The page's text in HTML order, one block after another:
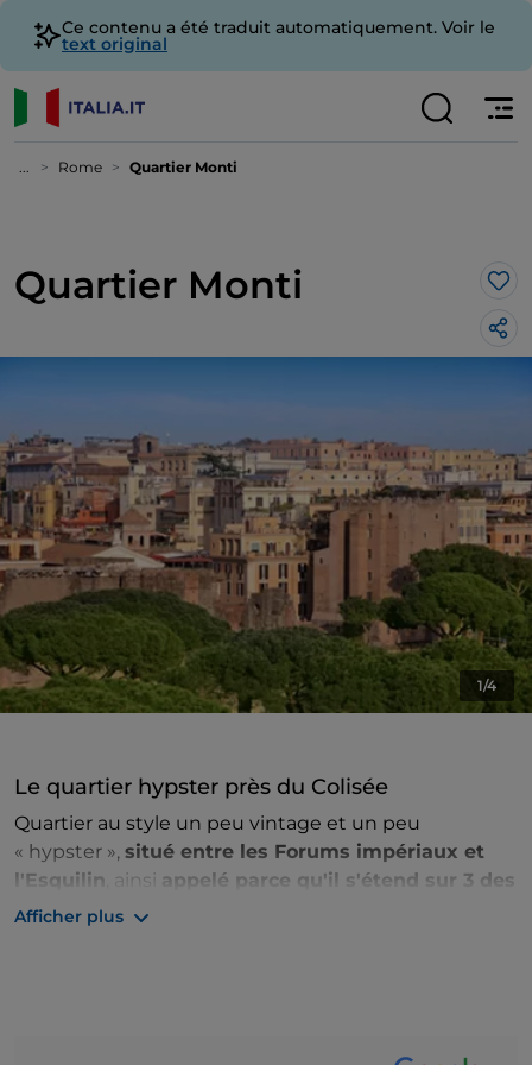
Ce contenu a été traduit automatiquement. Voir le
text original
... Rome Quartier Monti
Quartier Monti
1/4
Le quartier hypster près du Colisée
Quartier au style un peu vintage et un peu
« hypster », situé entre les Forums impériaux et
l'Esquilin , ainsi appelé parce qu'il s'étend sur 3 des
sept collines de Rome
Afficher plus